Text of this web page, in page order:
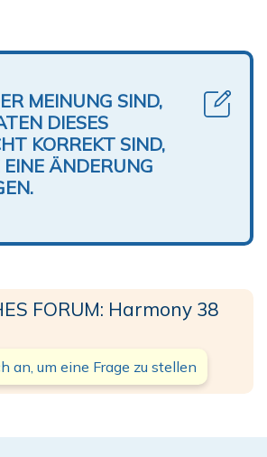
MEINUNG SIND,
DIESES
KORREKT SIND,
EINE ÄNDERUNG
FORUM: Harmony 38
an, um eine Frage zu stellen